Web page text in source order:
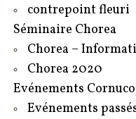
contrepoint fleuri
Séminaire Chorea
Chorea –
Chorea 2020
Evénements
Evénements